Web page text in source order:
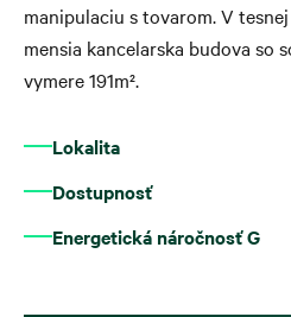
manipulaciu s tovarom. V
mensia kancelarska budova so
vymere 191m².
Lokalita
Dostupnosť
Energetická náročnosť G